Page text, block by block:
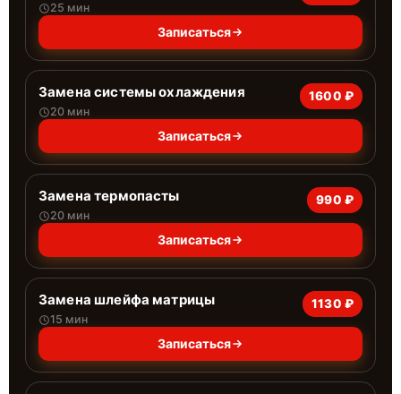
25 мин
Записаться
Замена системы охлаждения
20 мин
1600 ₽
Записаться
Замена термопасты
20 мин
990 ₽
Записаться
Замена шлейфа матрицы
15 мин
1130 ₽
Записаться